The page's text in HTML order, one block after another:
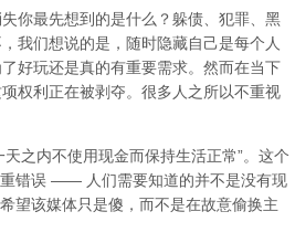
你最先想到的是什么？躲债、犯罪、黑
我们想说的是，随时隐藏自己是每个人
好玩还是真的有重要需求。然而在当下
权利正在被剥夺。很多人之所以不重视
之内不使用现金而保持生活正常”。这个
错误 —— 人们需要知道的并不是没有现
望该媒体只是傻，而不是在故意偷换主